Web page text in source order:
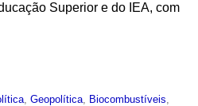
Superior e do IEA, com
,Geopolítica Biocombustíveis